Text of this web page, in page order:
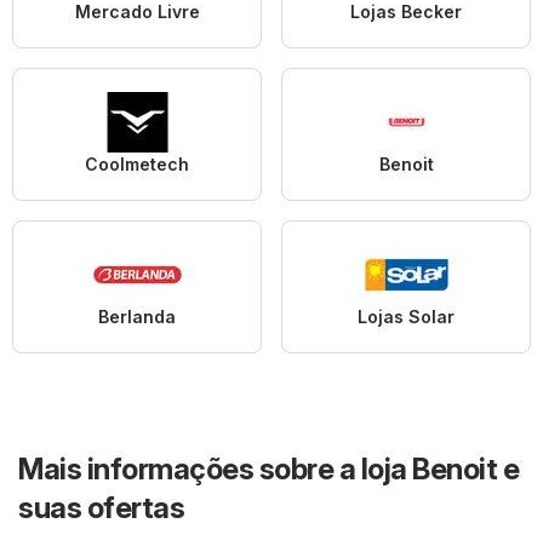
Mercado Livre Lojas Becker
Coolmetech Benoit
Berlanda Lojas Solar
Mais informações sobre a loja Benoit e
suas ofertas